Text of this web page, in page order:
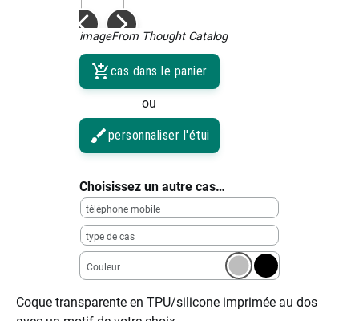
imageFrom Thought Catalog
cas dans le panier
ou
personnaliser l'étui
Choisissez un autre cas…
téléphone mobile
type de cas
Couleur
Coque transparente en TPU/silicone imprimée au dos